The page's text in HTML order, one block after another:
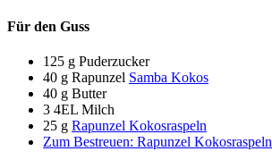
Für den Guss
125 g Puderzucker
40 g Rapunzel Samba Kokos
40 g Butter
3 4EL Milch
25 g Rapunzel Kokosraspeln
Zum Bestreuen: Rapunzel Kokosraspeln